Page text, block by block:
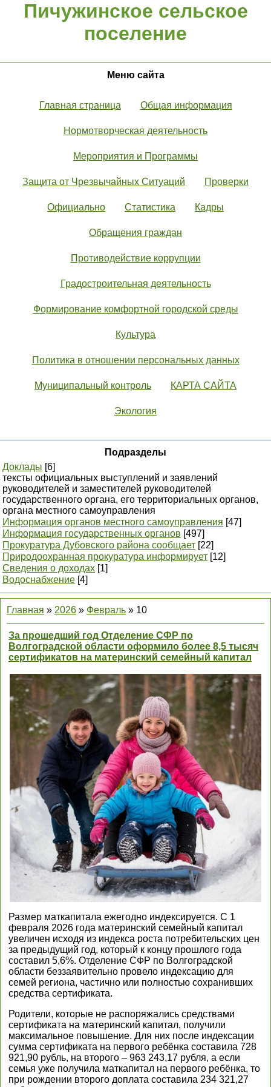
Пичужинское сельское
поселение
Меню сайта
Главная страница Общая информация
Нормотворческая деятельность
Мероприятия и Программы
Защита от Чрезвычайных Ситуаций Проверки
Официально Статистика Кадры
Обращения граждан
Противодействие коррупции
Градостроительная деятельность
Формирование комфортной городской среды
Культура
Политика в отношении персональных данных
Муниципальный контроль КАРТА САЙТА
Экология
Подразделы
Доклады [6]
тексты официальных выступлений и заявлений
руководителей и заместителей руководителей
государственного органа, его территориальных органов,
органа местного самоуправления
Информация органов местного самоуправления [47]
Информация государственных органов [497]
Прокуратура Дубовского района сообщает [22]
Природоохранная прокуратура информирует [12]
Сведения о доходах [1]
Водоснабжение [4]
Главная » 2026 » Февраль » 10
За прошедший год Отделение СФР по
Волгоградской области оформило более 8,5 тысяч
сертификатов на материнский семейный капитал
Размер маткапитала ежегодно индексируется. С 1
февраля 2026 года материнский семейный капитал
увеличен исходя из индекса роста потребительских цен
за предыдущий год, который к концу прошлого года
составил 5,6%. Отделение СФР по Волгоградской
области беззаявительно провело индексацию для
семей региона, частично или полностью сохранивших
средства сертификата.
Родители, которые не распоряжались средствами
сертификата на материнский капитал, получили
максимальное повышение. Для них после индексации
сумма сертификата на первого ребёнка составила 728
921,90 рубль, на второго – 963 243,17 рубля, а если
семья уже получила маткапитал на первого ребёнка, то
при рождении второго доплата составила 234 321,27